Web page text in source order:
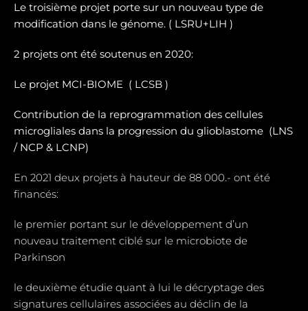
Le troisième projet porte sur un nouveau type de
modification dans le génome. ( LSRU+LIH )
2 projets ont été soutenus en 2020:
Le projet MCI-BIOME ( LCSB )
Contribution de la reprogrammation des cellules
microgliales dans la progression du glioblastome (LNS
/ NCP & LCNP)
En 2021 deux projets à hauteur de 88 000.- ont été
financés:
le premier portant sur le développement d’un
nouveau traitement ciblé sur le microbiote de
Parkinson
le deuxième étudie quant à lui le décryptage des
signatures cellulaires associées au déclin de la